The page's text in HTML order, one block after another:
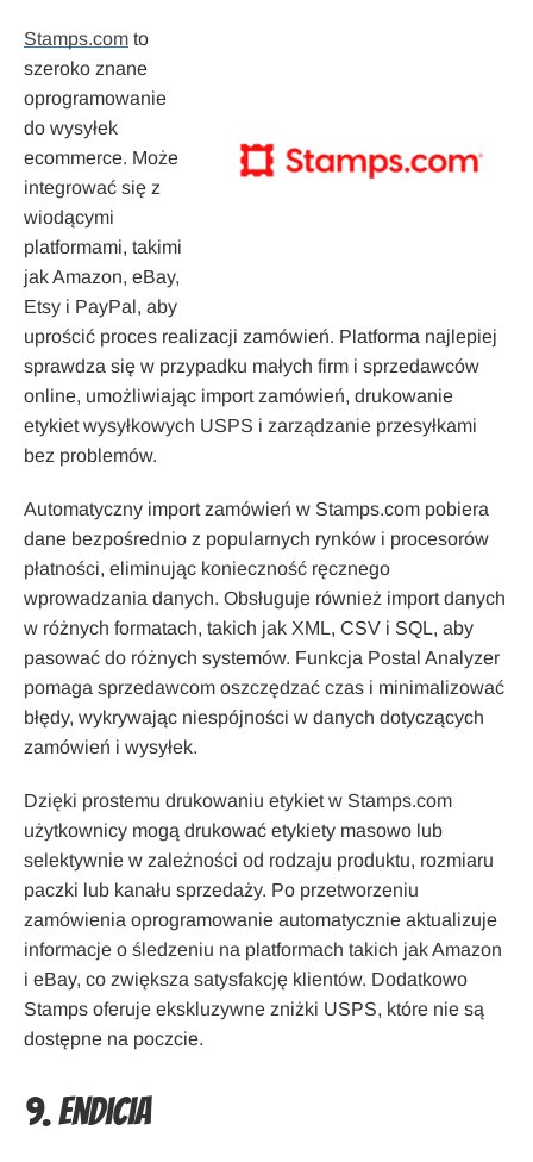
Stamps.com to
szeroko znane
oprogramowanie
do wysyłek
ecommerce. Może
integrować się z
wiodącymi
platformami, takimi
jak Amazon, eBay,
Etsy i PayPal, aby
uprościć proces realizacji zamówień. Platforma najlepiej
sprawdza się w przypadku małych firm i sprzedawców
online, umożliwiając import zamówień, drukowanie
etykiet wysyłkowych USPS i zarządzanie przesyłkami
bez problemów.
Automatyczny import zamówień w Stamps.com pobiera
dane bezpośrednio z popularnych rynków i procesorów
płatności, eliminując konieczność ręcznego
wprowadzania danych. Obsługuje również import danych
w różnych formatach, takich jak XML, CSV i SQL, aby
pasować do różnych systemów. Funkcja Postal Analyzer
pomaga sprzedawcom oszczędzać czas i minimalizować
błędy, wykrywając niespójności w danych dotyczących
zamówień i wysyłek.
Dzięki prostemu drukowaniu etykiet w Stamps.com
użytkownicy mogą drukować etykiety masowo lub
selektywnie w zależności od rodzaju produktu, rozmiaru
paczki lub kanału sprzedaży. Po przetworzeniu
zamówienia oprogramowanie automatycznie aktualizuje
informacje o śledzeniu na platformach takich jak Amazon
i eBay, co zwiększa satysfakcję klientów. Dodatkowo
Stamps oferuje ekskluzywne zniżki USPS, które nie są
dostępne na poczcie.
9. Endicia